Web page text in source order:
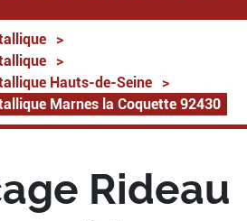
>
>
Hauts-de-Seine
>
Marnes la Coquette 92430
Rideau